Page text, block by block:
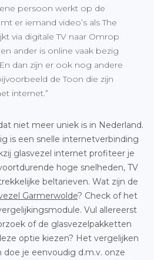
persoon werkt op de
er iemand video’s als The
via digitale TV naar Omrop
ander is online vaak bezig
dan zijn er ook nog andere
de Toon die zijn
internet.”
niet meer uniek is in Nederland.
is een snelle internetverbinding
glasvezel internet profiteer je
hoge snelheden, TV
beltarieven. Wat zijn de
Garmerwolde? Check of het
Vul allereerst
of de glasvezelpakketten
optie kiezen? Het vergelijken
je eenvoudig d.m.v. onze